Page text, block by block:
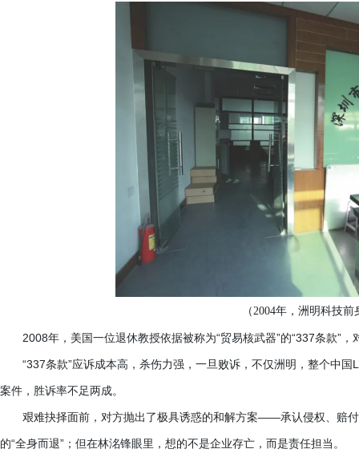
（2004年，洲明科技前
2008年，美国一位退休教授依据被称为“贸易核武器”的“337条款”
“337条款”应诉成本高，杀伤力强，一旦败诉，不仅洲明，整个中
案件，胜诉率不足两成。
艰难抉择面前，对方抛出了极具诱惑的和解方案——承认侵权、赔付
的“全身而退”；但在林洺锋眼里，想的不是企业存亡，而是责任担当。